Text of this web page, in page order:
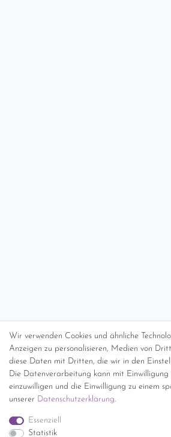
Wir verwenden Cookies und ähnliche
Anzeigen zu personalisieren, Medien von
diese Daten mit Dritten, die wir in den
Die Datenverarbeitung kann mit
einzuwilligen und die Einwilligung zu einem
unserer Daten­schutz­erklärung.
Essenziell
Statistik